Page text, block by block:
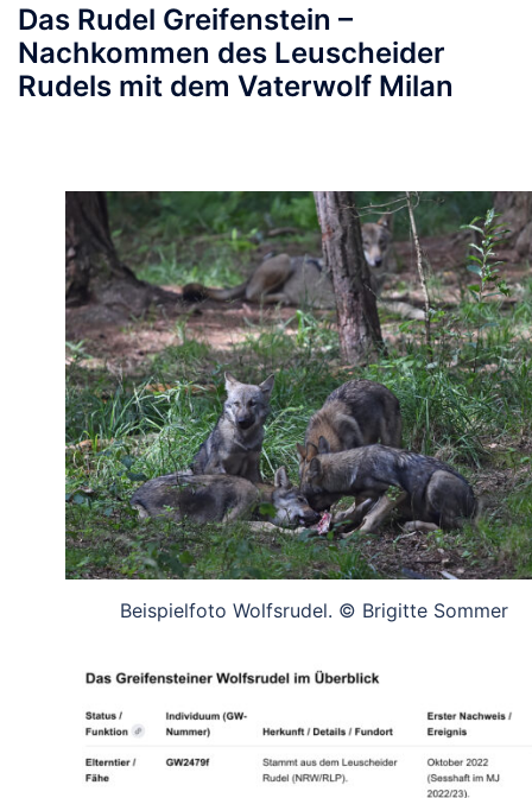
Das Rudel Greifenstein –
Nachkommen des Leuscheider
Rudels mit dem Vaterwolf Milan
Beispielfoto Wolfsrudel. © Brigitte Sommer